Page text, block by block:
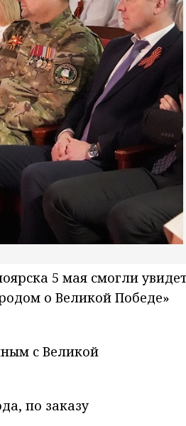
5 мая смогли
о Великой Победе»
с Великой
по заказу